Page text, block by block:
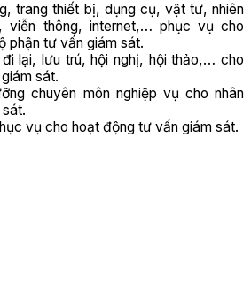
trang thiết bị, dụng cụ, vật tư, nhiên
viễn thông, internet,… phục vụ cho
phận tư vấn giám sát.
lại, lưu trú, hội nghị, hội thảo,… cho
sát.
chuyên môn nghiệp vụ cho nhân
vụ cho hoạt động tư vấn giám sát.